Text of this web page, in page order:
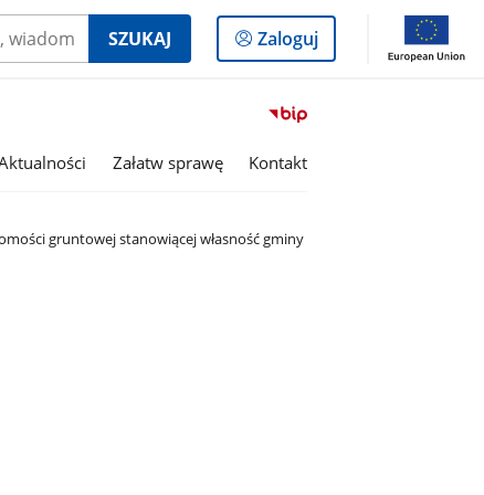
SZUKAJ
Logowanie
do
Zaloguj
Przejdź
serwisu
Publicznej
Gmina
Załatw sprawę Kontakt
gruntowej stanowiącej własność gminy